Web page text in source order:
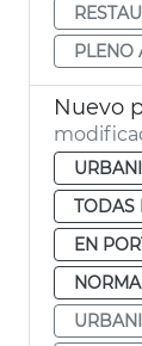
PLENO
Nuevo
TODAS
EN